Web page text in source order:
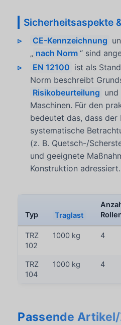
Sicherheitsaspekte
CE-Kennzeichnung
„ nach Norm “ sind
EN 12100 ist als
Norm beschreibt
Risikobeurteilung und
Maschinen. Für den
bedeutet das, dass der
systematische
(z. B. Quetsch-/
und geeignete
Konstruktion adressiert.
Typ Traglast
TRZ
102
1000 kg 4
TRZ
104
1000 kg 4
Passende